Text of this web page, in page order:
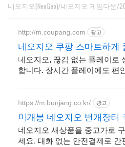
네오지오(NeoGeo)/네오지오 게임다운/
http://m.coupang.com 광고
네오지오 쿠팡 스마트하게
네오지오, 끊김 없는 플레이로
합니다. 장시간 플레이에도 편
https://m.bunjang.co.kr/ 광고
미개봉 네오지오 번개장터
최대 브랜드 중고거래
네오지오 새상품을 중고가로
세요. 대화 없는 안전결제로 간